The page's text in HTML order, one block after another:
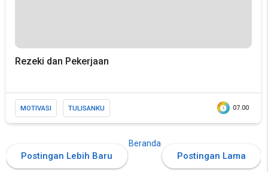
Rezeki dan Pekerjaan
MOTIVASI TULISANKU 07.00
Postingan Lebih Baru Postingan Lama
Beranda